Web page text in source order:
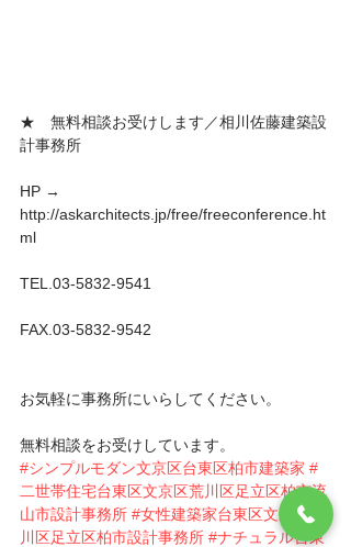
★　無料相談お受けします／相川佐藤建築設
計事務所
HP →
http://askarchitects.jp/free/freeconference.ht
ml
TEL.03-5832-9541
FAX.03-5832-9542
お気軽に事務所にいらしてください。
無料相談をお受けしています。
#シンプルモダン文京区台東区柏市建築家 #
二世帯住宅台東区文京区荒川区足立区柏市流
山市設計事務所 #女性建築家台東区文京区荒
川区足立区柏市設計事務所 #ナチュラル台東